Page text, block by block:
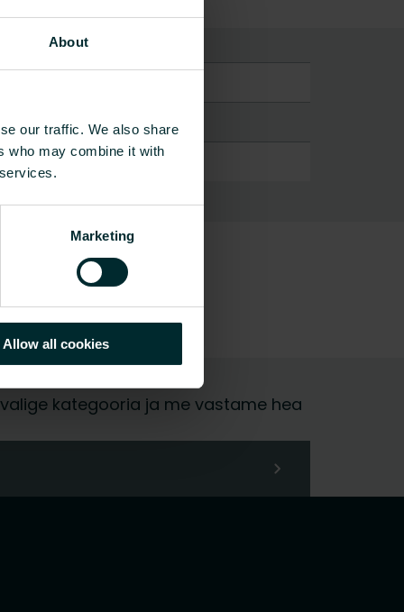
About
our traffic. We also share
who may combine it with
Marketing
Allow all cookies
kategooria ja me vastame hea